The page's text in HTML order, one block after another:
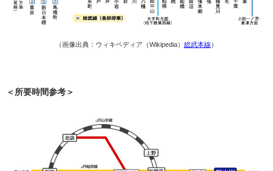
（画像出典：ウィキペディア（Wikipedia） 総武本線 ）
＜所要時間参考＞